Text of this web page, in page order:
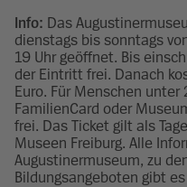
Info: Das
dienstags bis sonntags
19 Uhr geöffnet. Bis
der Eintritt frei. Danach
Euro. Für Menschen unter
FamilienCard oder
frei. Das Ticket gilt als
Museen Freiburg. Alle
Augustinermuseum, zu
Bildungsangeboten gibt